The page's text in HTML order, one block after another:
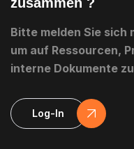
Bitte melden Sie sich
um auf Ressourcen,
interne Dokumente
Log-In